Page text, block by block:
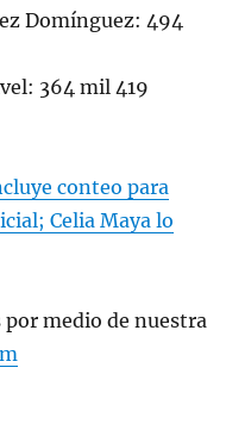
Domínguez: 494
364 mil 419
conteo para
Celia Maya lo
medio de nuestra